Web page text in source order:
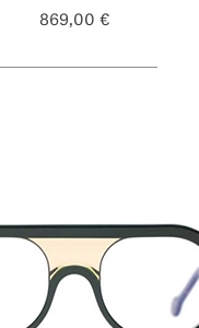
869,00 €